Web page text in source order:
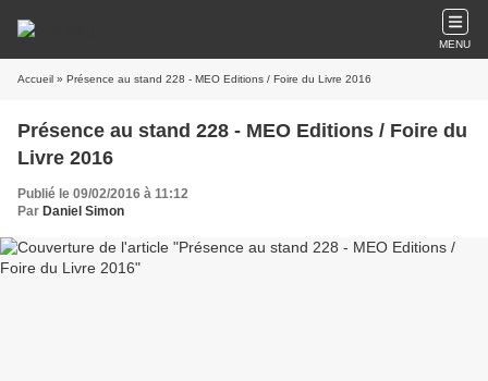
MENU
Accueil » Présence au stand 228 - MEO Editions / Foire du Livre 2016
Présence au stand 228 - MEO Editions / Foire du
Livre 2016
Publié le 09/02/2016 à 11:12
Par Daniel Simon